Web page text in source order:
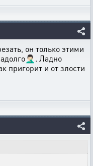
он только этими
Ладно
пригорит и от злости